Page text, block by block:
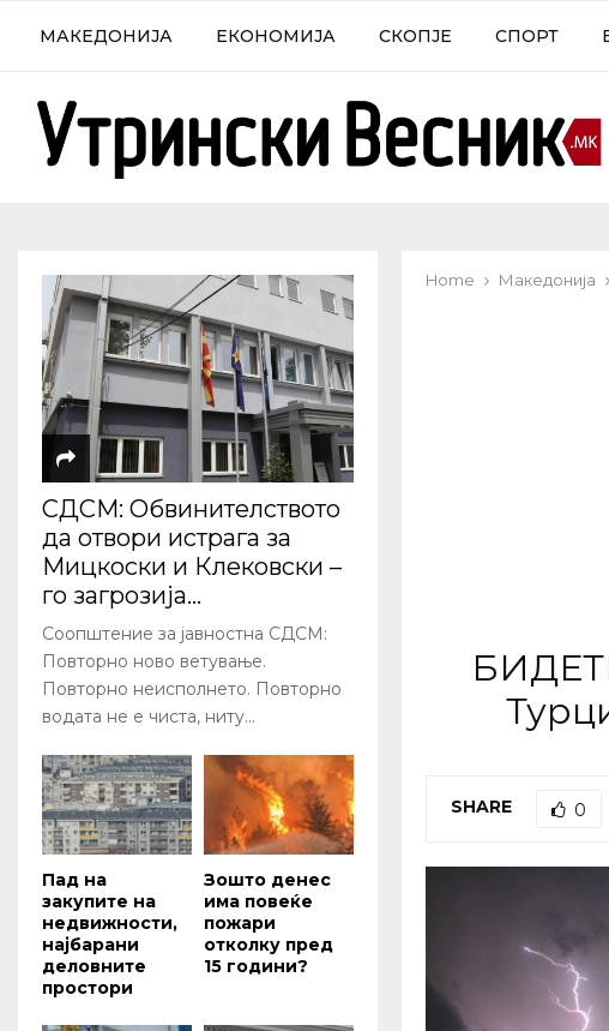
МАКЕДОНИЈА ЕКОНОМИЈА СКОПЈЕ СПОРТ
Home Македонија
SHARE 0
СДСМ: Обвинителството
да отвори истрага за
Мицкоски и Клековски –
го загрозија...
Соопштение за јавностна СДСМ:
Повторно ново ветување.
Повторно неисполнето. Повторно
водата не е чиста, ниту...
Пад на
закупите на
недвижности,
најбарани
деловните
простори
Зошто денес
има повеќе
пожари
отколку пред
15 години?